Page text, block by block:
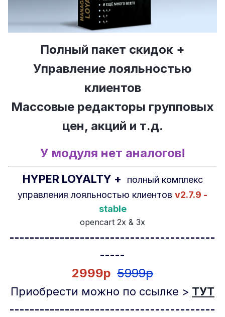
Полный пакет скидок +
Управление лояльностью
клиентов
Массовые редакторы групповых
цен, акций и т.д.
У модуля нет аналогов!
HYPER LOYALTY +
полный комплекс
управления лояльностью клиентов v2.7.9 -
stable
opencart 2х & 3х
-----------------------------------------
-----
2999р 5999р
Приобрести можно по ссылке > ТУТ
-----------------------------------------